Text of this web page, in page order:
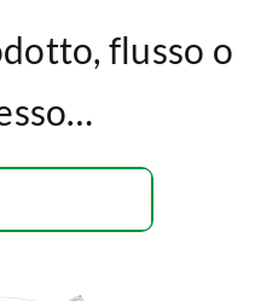
flusso o